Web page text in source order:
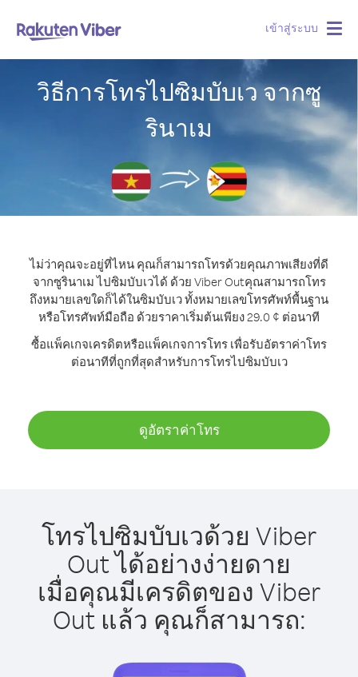
เข้าสู่ระบบ
วิธีการโทรไปซิมบับเว จากซู
รินาเม
ไม่ว่าคุณจะอยู่ที่ไหน คุณก็สามารถโทรด้วยคุณภาพเสียงที่ดี
จากซูรินาเม ไปซิมบับเวได้ ด้วย Viber Outคุณสามารถโทร
ถึงหมายเลขใดก็ได้ในซิมบับเว ทั้งหมายเลขโทรศัพท์พื้นฐาน
หรือโทรศัพท์มือถือ ด้วยราคาเริ่มต้นเพียง 29.0 ¢ ต่อนาที
ซื้อแพ็คเกจเครดิตหรือแพ็คเกจการโทร เพื่อรับอัตราค่าโทร
ต่อนาทีที่ถูกที่สุดสำหรับการโทรไปซิมบับเว
ดูอัตราค่าโทร
โทรไปซิมบับเวด้วย Viber
Out ได้อย่างง่ายดาย
เมื่อคุณมีเครดิตของ Viber
Out แล้ว คุณก็สามารถ: